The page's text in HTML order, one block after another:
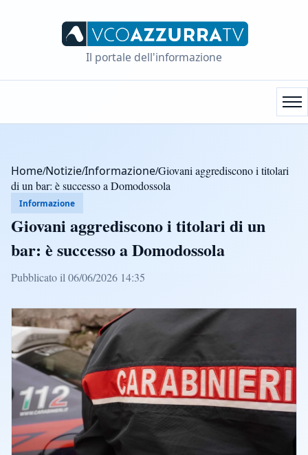
Il portale dell'informazione
Home/Notizie/Informazione/Giovani aggrediscono i titolari
di un bar: è successo a Domodossola
Informazione
Giovani aggrediscono i titolari di un
bar: è successo a Domodossola
Pubblicato il 06/06/2026 14:35